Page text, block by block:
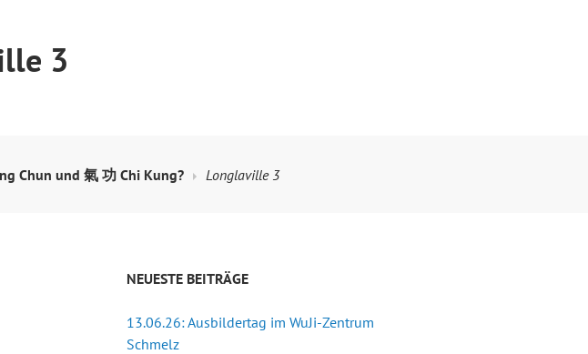
3
Chun und 氣 功 Chi Kung? Longlaville 3
NEUESTE BEITRÄGE
13.06.26: Ausbildertag im WuJi-Zentrum
Schmelz